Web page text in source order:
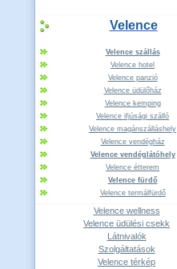
Velence
Velence szállás
Velence hotel
Velence panzió
Velence üdülőház
Velence kemping
Velence ifjúsági szálló
Velence magánszálláshely
Velence vendégház
Velence vendéglátóhely
Velence étterem
Velence fürdő
Velence termálfürdő
Velence wellness
Velence üdülési csekk
Látnivalók
Szolgáltatások
Velence térkép